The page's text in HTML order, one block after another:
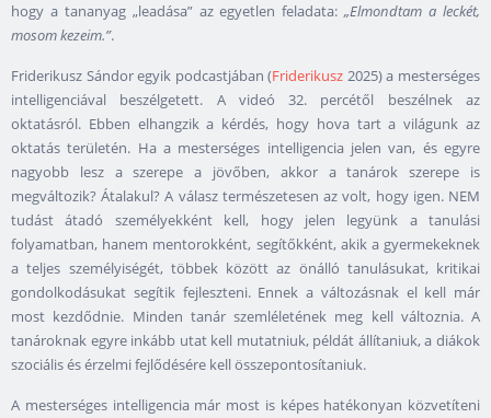
hogy a tananyag „leadása” az egyetlen feladata:„Elmondtam a leckét,
mosom kezeim.”.
Friderikusz Sándor egyik podcastjában (Friderikusz 2025) a mesterséges
intelligenciával beszélgetett. A videó 32. percétől beszélnek az
oktatásról. Ebben elhangzik a kérdés, hogy hova tart a világunk az
oktatás területén. Ha a mesterséges intelligencia jelen van, és egyre
nagyobb lesz a szerepe a jövőben, akkor a tanárok szerepe is
megváltozik? Átalakul? A válasz természetesen az volt, hogy igen. NEM
tudást átadó személyekként kell, hogy jelen legyünk a tanulási
folyamatban, hanem mentorokként, segítőkként, akik a gyermekeknek
a teljes személyiségét, többek között az önálló tanulásukat, kritikai
gondolkodásukat segítik fejleszteni. Ennek a változásnak el kell már
most kezdődnie. Minden tanár szemléletének meg kell változnia. A
tanároknak egyre inkább utat kell mutatniuk, példát állítaniuk, a diákok
szociális és érzelmi fejlődésére kell összepontosítaniuk.
A mesterséges intelligencia már most is képes hatékonyan közvetíteni